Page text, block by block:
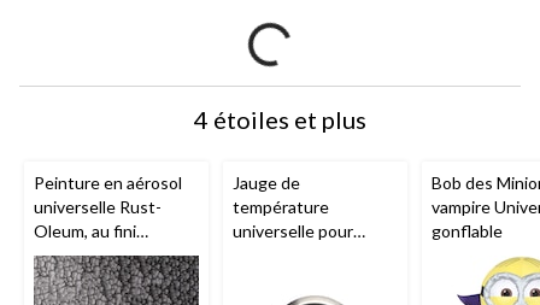
4 étoiles et plus
Peinture en aérosol
universelle Rust-
Oleum, au fini
martelé, 340 g
Jauge de
température
universelle pour
Bob des
vampire
gonflable